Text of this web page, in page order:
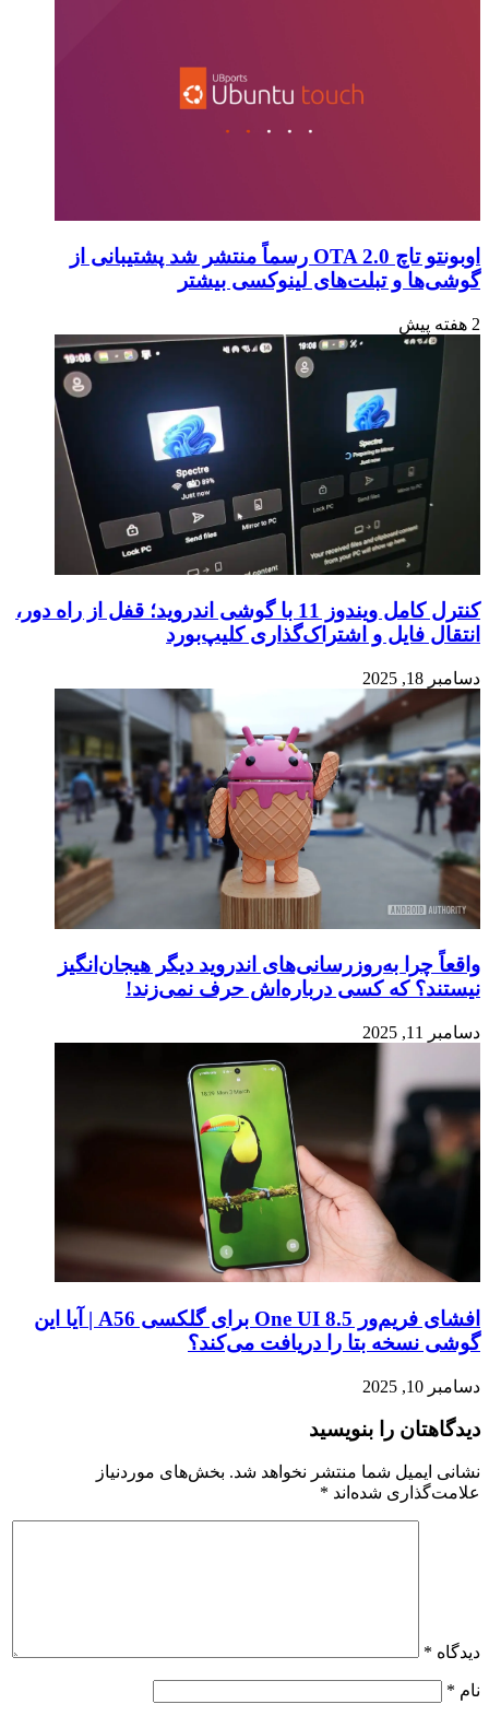
اوبونتو تاچ OTA 2.0 رسماً منتشر شد پشتیبانی از
گوشی‌ها و تبلت‌های لینوکسی بیشتر
2 هفته پیش
کنترل کامل ویندوز 11 با گوشی اندروید؛ قفل از راه دور،
انتقال فایل و اشتراک‌گذاری کلیپ‌بورد
دسامبر 18, 2025
واقعاً چرا به‌روزرسانی‌های اندروید دیگر هیجان‌انگیز
نیستند؟ که کسی درباره‌اش حرف نمی‌زند!
دسامبر 11, 2025
افشای فریم‌ور One UI 8.5 برای گلکسی A56 | آیا این
گوشی نسخه بتا را دریافت می‌کند؟
دسامبر 10, 2025
دیدگاهتان را بنویسید
نشانی ایمیل شما منتشر نخواهد شد. بخش‌های موردنیاز
علامت‌گذاری شده‌اند *
دیدگاه *
نام *